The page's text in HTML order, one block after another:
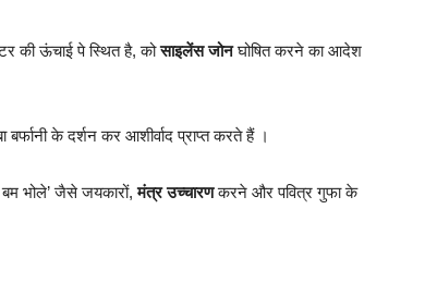
की ऊंचाई पे स्थित है, कोसाइलेंस जोनघोषित करने का आदेश
के दर्शन कर आशीर्वाद प्राप्त करते हैं ।
भोले’ जैसे जयकारों,मंत्र उच्चारणकरने और पवित्र गुफा के